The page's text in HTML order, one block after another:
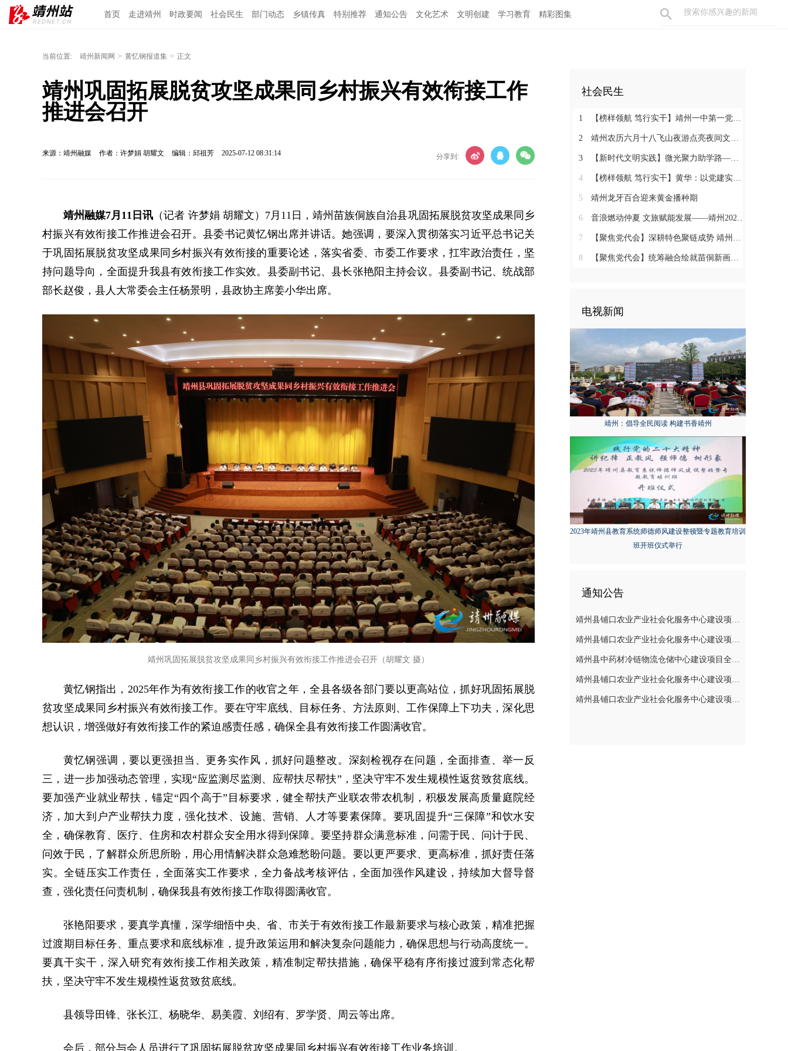
首页 走进靖州 时政要闻 社会民生 部门动态 乡镇传真 特别推荐 通知公告 文化艺术 文明创建 学习教育 精彩图集
当前位置: 靖州新闻网 > 黄忆钢报道集 > 正文
靖州巩固拓展脱贫攻坚成果同乡村振兴有效衔接工作
推进会召开
来源：靖州融媒 作者：许梦娟 胡耀文 编辑：邱祖芳 2025-07-12 08:31:14 分享到:
靖州融媒7月11日讯 （记者 许梦娟 胡耀文）7月11日，靖州苗族侗族自治县巩固拓展脱贫攻坚成果同乡
村振兴有效衔接工作推进会召开。县委书记黄忆钢出席并讲话。她强调，要深入贯彻落实习近平总书记关
于巩固拓展脱贫攻坚成果同乡村振兴有效衔接的重要论述，落实省委、市委工作要求，扛牢政治责任，坚
持问题导向，全面提升我县有效衔接工作实效。县委副书记、县长张艳阳主持会议。县委副书记、统战部
部长赵俊，县人大常委会主任杨景明，县政协主席姜小华出席。
靖州巩固拓展脱贫攻坚成果同乡村振兴有效衔接工作推进会召开（胡耀文 摄）
黄忆钢指出，2025年作为有效衔接工作的收官之年，全县各级各部门要以更高站位，抓好巩固拓展脱
贫攻坚成果同乡村振兴有效衔接工作。要在守牢底线、目标任务、方法原则、工作保障上下功夫，深化思
想认识，增强做好有效衔接工作的紧迫感责任感，确保全县有效衔接工作圆满收官。
黄忆钢强调，要以更强担当、更务实作风，抓好问题整改。深刻检视存在问题，全面排查、举一反
三，进一步加强动态管理，实现“应监测尽监测、应帮扶尽帮扶”，坚决守牢不发生规模性返贫致贫底线。
要加强产业就业帮扶，锚定“四个高于”目标要求，健全帮扶产业联农带农机制，积极发展高质量庭院经
济，加大到户产业帮扶力度，强化技术、设施、营销、人才等要素保障。要巩固提升“三保障”和饮水安
全，确保教育、医疗、住房和农村群众安全用水得到保障。要坚持群众满意标准，问需于民、问计于民、
问效于民，了解群众所思所盼，用心用情解决群众急难愁盼问题。要以更严要求、更高标准，抓好责任落
实。全链压实工作责任，全面落实工作要求，全力备战考核评估，全面加强作风建设，持续加大督导督
查，强化责任问责机制，确保我县有效衔接工作取得圆满收官。
张艳阳要求，要真学真懂，深学细悟中央、省、市关于有效衔接工作最新要求与核心政策，精准把握
过渡期目标任务、重点要求和底线标准，提升政策运用和解决复杂问题能力，确保思想与行动高度统一。
要真干实干，深入研究有效衔接工作相关政策，精准制定帮扶措施，确保平稳有序衔接过渡到常态化帮
扶，坚决守牢不发生规模性返贫致贫底线。
县领导田锋、张长江、杨晓华、易美霞、刘绍有、罗学贤、周云等出席。
会后，部分与会人员进行了巩固拓展脱贫攻坚成果同乡村振兴有效衔接工作业务培训。
社会民生
1 【榜样领航 笃行实干】靖州一中第一党支部：党建领航育桃李 实干争先筑堡垒
2 靖州农历六月十八飞山夜游点亮夜间文旅消费新活力
3 【新时代文明实践】微光聚力助学路——靖州举办“10+1”助学2026高考优秀学子表彰活动
4 【榜样领航 笃行实干】黄华：以党建实干绘就和美乡村画卷
5 靖州龙牙百合迎来黄金播种期
6 音浪燃动仲夏 文旅赋能发展——靖州2026“仲夏飞山・‘唱’享青春”音乐周圆满落幕
7 【聚焦党代会】深耕特色聚链成势 靖州五年砥砺奋进推动产业蝶变升级
8 【聚焦党代会】统筹融合绘就苗侗新画卷 靖州城乡面貌焕然一新
电视新闻
靖州：倡导全民阅读 构建书香靖州
2023年靖州县教育系统师德师风建设整顿暨专题教育培训
班开班仪式举行
通知公告
靖州县铺口农业产业社会化服务中心建设项目全过程造价咨询服务（施工阶段至竣工阶段）成交结果公告
靖州县铺口农业产业社会化服务中心建设项目设备 安装工程（监理服务)成交结果公告
靖州县中药材冷链物流仓储中心建设项目全过程造价咨询服务(施工阶段至竣工阶段)成交结果公告
靖州县铺口农业产业社会化服务中心建设项目设备安装工程（监理服务）采购的公告
靖州县铺口农业产业社会化服务中心建设项目全过程造价咨询服务（施工阶段至竣工阶段）采购的公告